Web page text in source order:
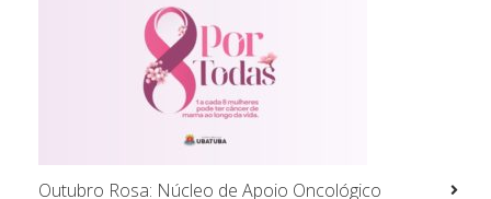
Outubro Rosa: Núcleo de Apoio Oncológico